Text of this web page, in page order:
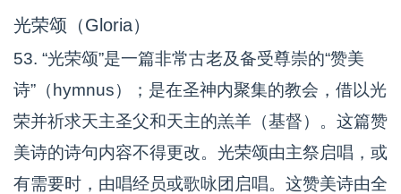
光荣颂（Gloria）
53. “光荣颂”是一篇非常古老及备受尊崇的“赞美
诗”（hymnus）；是在圣神内聚集的教会，借以光
荣并祈求天主圣父和天主的羔羊（基督）。这篇赞
美诗的诗句内容不得更改。光荣颂由主祭启唱，或
有需要时，由唱经员或歌咏团启唱。这赞美诗由全